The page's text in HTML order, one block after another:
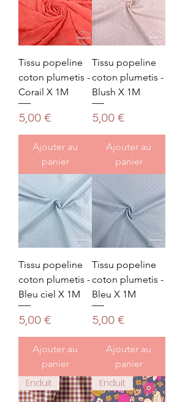
Tissu popeline
coton plumetis -
Corail X 1M
Prix
5,00 €
Ajouter au
panier
Tissu popeline
coton plumetis -
Blush X 1M
Prix
5,00 €
Ajouter au
panier
Tissu popeline
coton plumetis -
Bleu ciel X 1M
Prix
5,00 €
Ajouter au
panier
Tissu popeline
coton plumetis -
Bleu X 1M
Prix
5,00 €
Ajouter au
panier
Enduit Enduit